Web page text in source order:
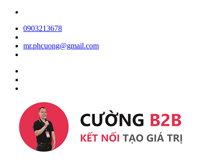
0903213678
mr.phcuong@gmail.com